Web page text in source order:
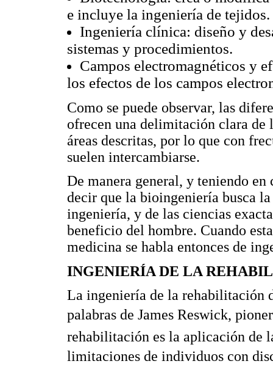
e incluye la ingeniería de tejidos.
Ingeniería clínica: diseño y
sistemas y procedimientos.
Campos electromagnéticos y
los efectos de los campos
Como se puede observar, las
ofrecen una delimitación clara de
áreas descritas, por lo que con
suelen intercambiarse.
De manera general, y teniendo
decir que la bioingeniería busca
ingeniería, y de las ciencias
beneficio del hombre. Cuando
medicina se habla entonces de
INGENIERÍA DE LA
La ingeniería de la rehabilitación
palabras de James Reswick,
rehabilitación es la aplicación de
limitaciones de individuos con